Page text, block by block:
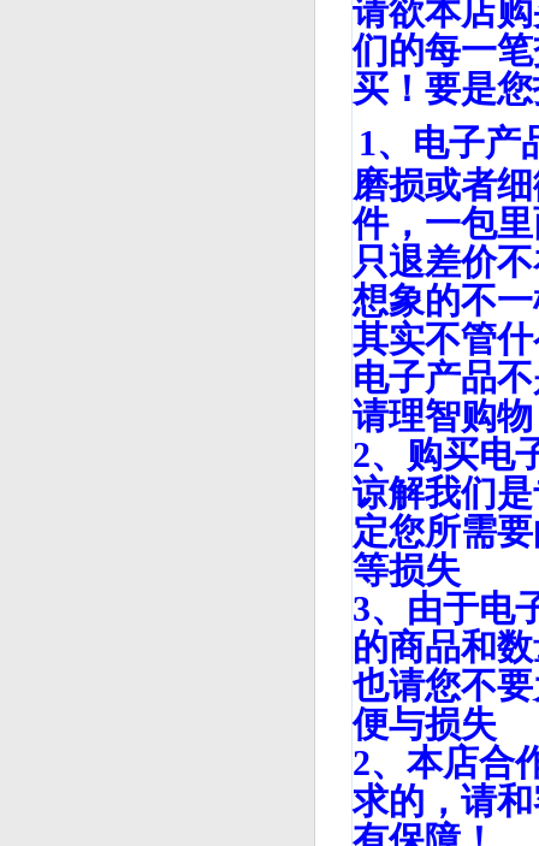
请欲本店
们的每一
买！要是
1、电子产
磨损或者
件，一包
只退差价
想象的不
其实不管
电子产品
请理智购
2、购买电
谅解我们
定您所需
等损失
3、由于电
的商品和
也请您不
便与损失
2、本店合
求的，请